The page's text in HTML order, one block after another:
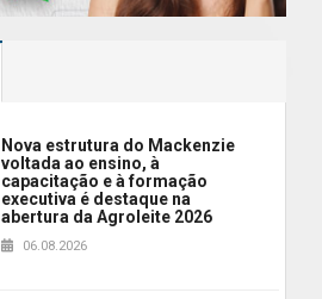
Nova estrutura do Mackenzie
voltada ao ensino, à
capacitação e à formação
executiva é destaque na
abertura da Agroleite 2026
06.08.2026